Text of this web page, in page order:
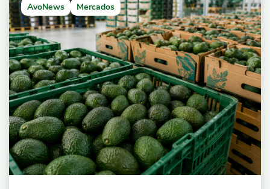
AvoNews Mercados